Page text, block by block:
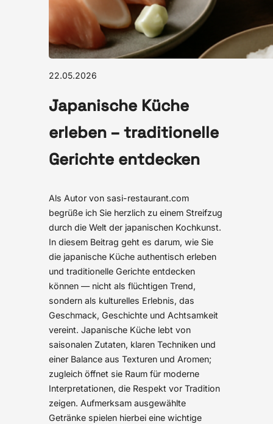
22.05.2026
Japanische Küche
erleben – traditionelle
Gerichte entdecken
Als Autor von sasi-restaurant.com
begrüße ich Sie herzlich zu einem Streifzug
durch die Welt der japanischen Kochkunst.
In diesem Beitrag geht es darum, wie Sie
die japanische Küche authentisch erleben
und traditionelle Gerichte entdecken
können — nicht als flüchtigen Trend,
sondern als kulturelles Erlebnis, das
Geschmack, Geschichte und Achtsamkeit
vereint. Japanische Küche lebt von
saisonalen Zutaten, klaren Techniken und
einer Balance aus Texturen und Aromen;
zugleich öffnet sie Raum für moderne
Interpretationen, die Respekt vor Tradition
zeigen. Aufmerksam ausgewählte
Getränke spielen hierbei eine wichtige